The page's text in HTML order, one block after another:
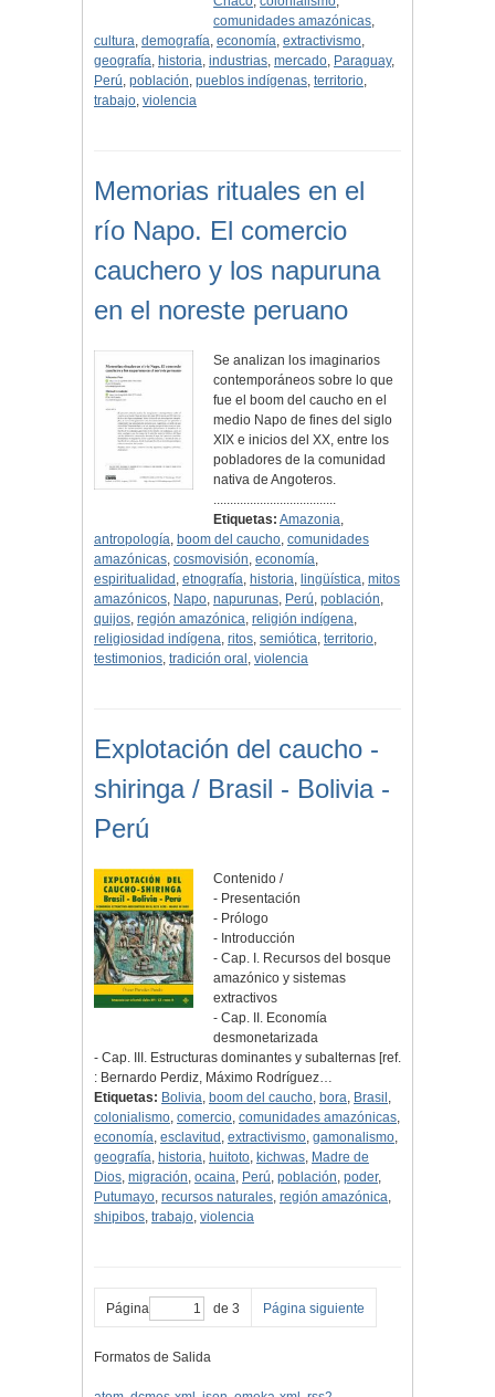
comunidades amazónicas,
cultura, demografía, economía, extractivismo,
geografía, historia, industrias, mercado, Paraguay,
Perú, población, pueblos indígenas, territorio,
trabajo, violencia
Memorias rituales en el
río Napo. El comercio
cauchero y los napuruna
en el noreste peruano
Se analizan los imaginarios
contemporáneos sobre lo que
fue el boom del caucho en el
medio Napo de fines del siglo
XIX e inicios del XX, entre los
pobladores de la comunidad
nativa de Angoteros.
.....................................
Etiquetas: Amazonia,
antropología, boom del caucho, comunidades
amazónicas, cosmovisión, economía,
espiritualidad , etnografía, historia, lingüística, mitos
amazónicos, Napo, napurunas, Perú, población,
quijos, región amazónica, religión indígena,
religiosidad indígena, ritos, semiótica, territorio,
testimonios, tradición oral , violencia
Explotación del caucho -
shiringa / Brasil - Bolivia -
Perú
Contenido /
- Presentación
- Prólogo
- Introducción
- Cap. I. Recursos del bosque
amazónico y sistemas
extractivos
- Cap. II. Economía
desmonetarizada
- Cap. III. Estructuras dominantes y subalternas [ref.
: Bernardo Perdiz, Máximo Rodríguez…
Etiquetas: Bolivia, boom del caucho, bora, Brasil ,
colonialismo, comercio, comunidades amazónicas,
economía, esclavitud , extractivismo, gamonalismo,
geografía, historia, huitoto, kichwas, Madre de
Dios, migración, ocaina, Perú, población, poder,
Putumayo, recursos naturales, región amazónica,
shipibos, trabajo, violencia
Página de 3 Página siguiente
Formatos de Salida